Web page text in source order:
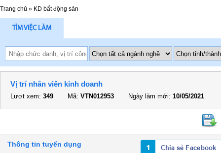
Trang chủ » KD bất động sản
TÌM VIỆC LÀM
Vị trí nhân viên kinh doanh
Lượt xem: 349 Mã: VTN012953 Ngày làm mới: 10/05/2021
Thông tin tuyển dụng